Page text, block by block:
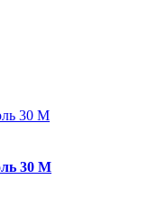
30 М